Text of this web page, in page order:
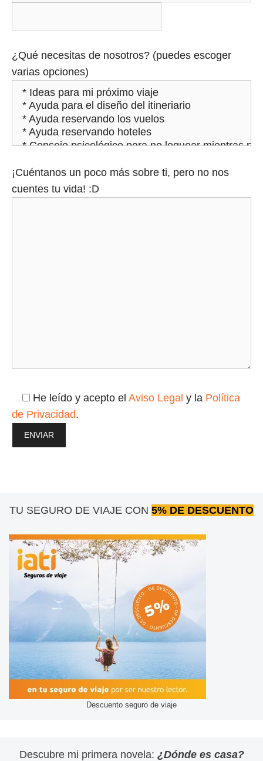
¿Qué necesitas de nosotros? (puedes escoger
varias opciones)
¡Cuéntanos un poco más sobre ti, pero no nos
cuentes tu vida! :D
He leído y acepto el Aviso Legal y la Política
de Privacidad.
TU SEGURO DE VIAJE CON 5% DE DESCUENTO
Descuento seguro de viaje
Descubre mi primera novela: ¿Dónde es casa?